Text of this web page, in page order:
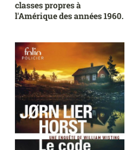
classes propres à
l'Amérique des années 1960.